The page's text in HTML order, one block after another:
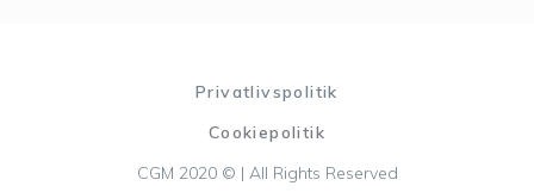
Privatlivspolitik
Cookiepolitik
CGM 2020 ©​ | All Rights Reserved